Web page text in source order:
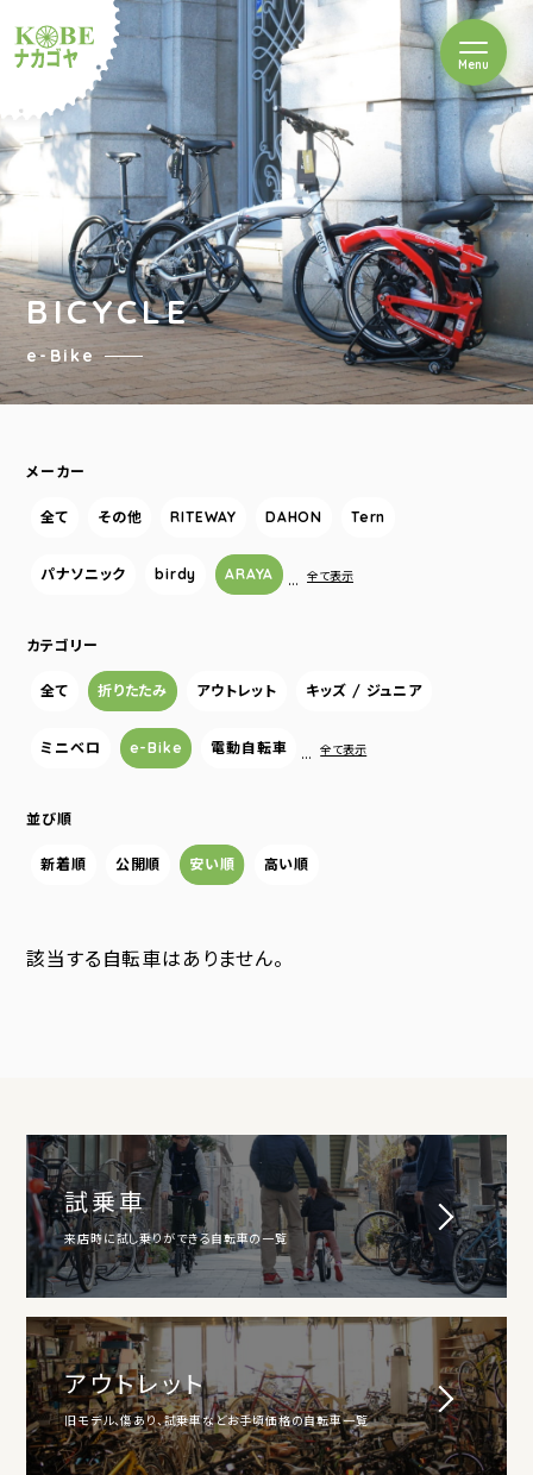
ルショップナカゴヤ
Menuを開閉
BICYCLE
e-Bike
メーカー
全て その他 RITEWAY DAHON Tern
パナソニック birdy ARAYA … 全て表示
カテゴリー
全て 折りたたみ アウトレット キッズ / ジュニア
ミニベロ e-Bike 電動自転車 … 全て表示
並び順
新着順 公開順 安い順 高い順
該当する自転車はありません。
試乗車
来店時に試し乗りができる自転車の一覧
アウトレット
旧モデル、傷あり、試乗車などお手頃価格の自転車一覧